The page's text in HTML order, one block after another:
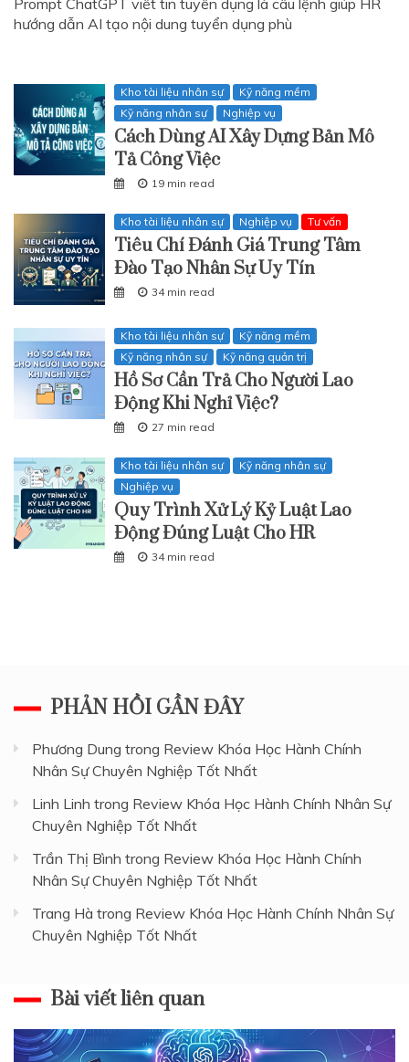
Prompt ChatGPT viết tin tuyển dụng là câu lệnh giúp HR
hướng dẫn AI tạo nội dung tuyển dụng phù
Kho tài liệu nhân sự
Kỹ năng mềm
Kỹ năng nhân sự
Nghiệp vụ
Cách Dùng AI Xây Dựng Bản Mô
Tả Công Việc
19 min read
Kho tài liệu nhân sự Nghiệp vụ Tư vấn
Tiêu Chí Đánh Giá Trung Tâm
Đào Tạo Nhân Sự Uy Tín
34 min read
Kho tài liệu nhân sự
Kỹ năng mềm
Kỹ năng nhân sự
Kỹ năng quản trị
Hồ Sơ Cần Trả Cho Người Lao
Động Khi Nghỉ Việc?
27 min read
Kho tài liệu nhân sự
Kỹ năng nhân sự
Nghiệp vụ
Quy Trình Xử Lý Kỷ Luật Lao
Động Đúng Luật Cho HR
34 min read
PHẢN HỒI GẦN ĐÂY
Phương Dung trong Review Khóa Học Hành Chính
Nhân Sự Chuyên Nghiệp Tốt Nhất
Linh Linh trong Review Khóa Học Hành Chính Nhân Sự
Chuyên Nghiệp Tốt Nhất
Trần Thị Bình trong Review Khóa Học Hành Chính
Nhân Sự Chuyên Nghiệp Tốt Nhất
Trang Hà trong Review Khóa Học Hành Chính Nhân Sự
Chuyên Nghiệp Tốt Nhất
Bài viết liên quan